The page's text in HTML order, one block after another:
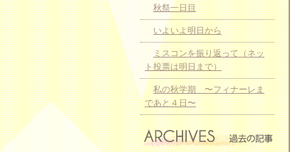
秋祭一日目
いよいよ明日から
ミスコンを振り返って（ネッ
ト投票は明日まで）
私の秋学期 〜フィナーレま
であと４日〜